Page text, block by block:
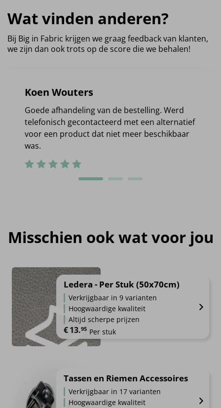
Wat vinden anderen?
Bij Big in Fabric krijgen we graag feedback van klanten,
we zijn dan ook trots op de score die we behalen!
Koen Wouters
Goede afhandeling van de bestelling. Werd
telefonisch gecontacteerd met een alternatief
voor een product dat niet meer beschikbaar
was.
Misschien ook wat voor jou
Ledera - Per Stuk (50x70cm)
Verkrijgbaar in 9 varianten
Hoogwaardige kwaliteit
Altijd scherpe prijzen
€13.95 Per stuk
Tassen en Riemen Accessoires
Verkrijgbaar in 17 varianten
Hoogwaardige kwaliteit